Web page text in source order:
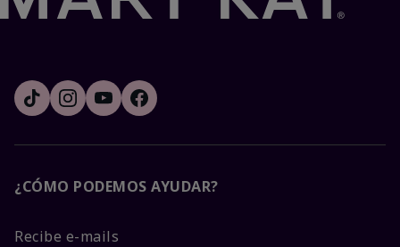
¿CÓMO PODEMOS AYUDAR?
Recibe e-mails